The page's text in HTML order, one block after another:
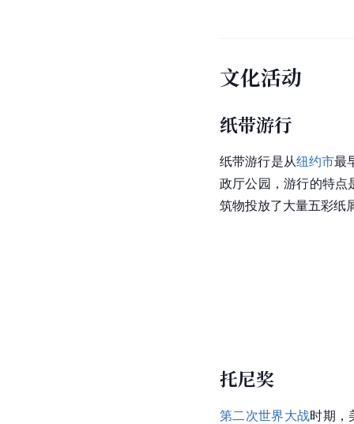
文化活动
纸带游行
纸带游行是从纽约市最
政厅公园，游行的特
筑物投放了大量五彩纸
托尼奖
第二次世界大战时期，